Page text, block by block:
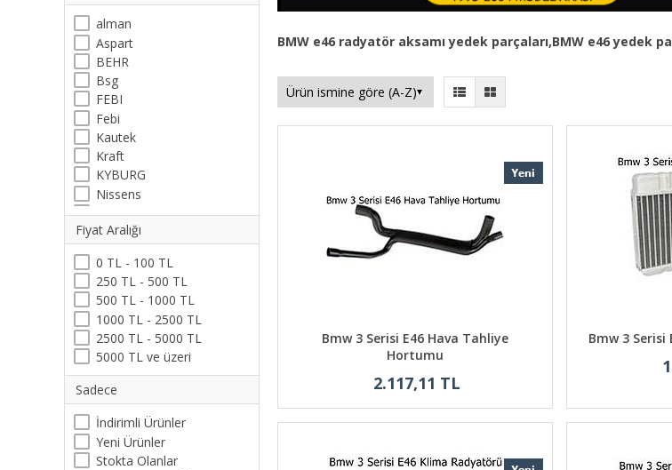
alman
Aspart
BEHR
Bsg
FEBI
Febi
Kautek
Kraft
KYBURG
Nissens
NRF
ORJİNAL
TOPRAN
Trucktec
Wender
Fiyat Aralığı
0 TL - 100 TL
250 TL - 500 TL
500 TL - 1000 TL
1000 TL - 2500 TL
2500 TL - 5000 TL
5000 TL ve üzeri
Sadece
İndirimli Ürünler
Yeni Ürünler
Stokta Olanlar
BMW e46 radyatör aksamı yedek parçaları,BMW e46yedek
Bmw 3 Serisi E46 Hava Tahliye
Hortumu
2.117,11 TL
Bmw 3